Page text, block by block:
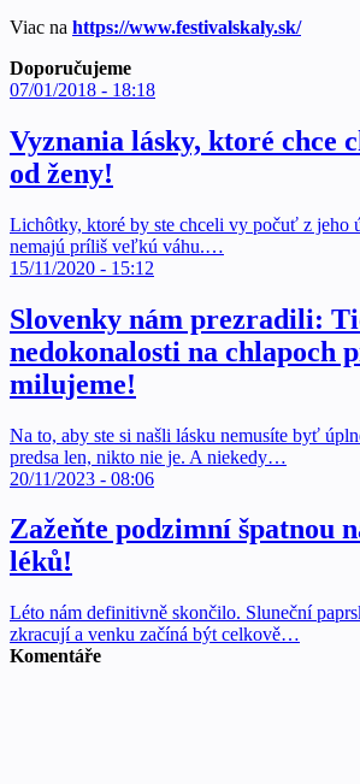
Viac na https://www.festivalskaly.sk/
Doporučujeme
07/01/2018 - 18:18
Vyznania lásky, ktoré chce
od ženy!
Lichôtky, ktoré by ste chceli vy počuť z jeho
nemajú príliš veľkú váhu.…
15/11/2020 - 15:12
Slovenky nám prezradili:
nedokonalosti na chlapoch
milujeme!
Na to, aby ste si našli lásku nemusíte byť
predsa len, nikto nie je. A niekedy…
20/11/2023 - 08:06
Zažeňte podzimní špatnou
léků!
Léto nám definitivně skončilo. Sluneční
zkracují a venku začíná být celkově…
Komentáře